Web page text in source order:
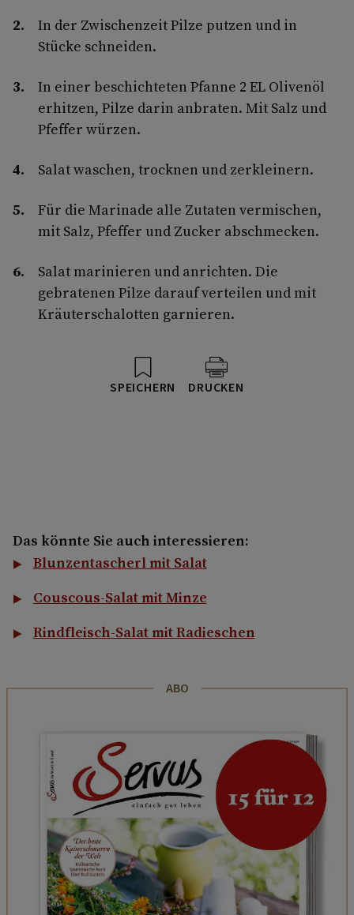
In der Zwischenzeit Pilze putzen und in
Stücke schneiden.
In einer beschichteten Pfanne 2 EL Olivenöl
erhitzen, Pilze darin anbraten. Mit Salz und
Pfeffer würzen.
Salat waschen, trocknen und zerkleinern.
Für die Marinade alle Zutaten vermischen,
mit Salz, Pfeffer und Zucker abschmecken.
Salat marinieren und anrichten. Die
gebratenen Pilze darauf verteilen und mit
Kräuterschalotten garnieren.
SPEICHERN DRUCKEN
Das könnte Sie auch interessieren:
Blunzentascherl mit Salat
Couscous-Salat mit Minze
Rindfleisch-Salat mit Radieschen
ABO